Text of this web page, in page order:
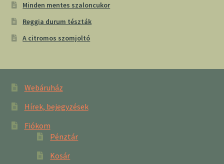
Minden mentes szaloncukor
Reggia durum tészták
A citromos szomjoltó
Webáruház
Hírek, bejegyzések
Fiókom
Pénztár
Kosár